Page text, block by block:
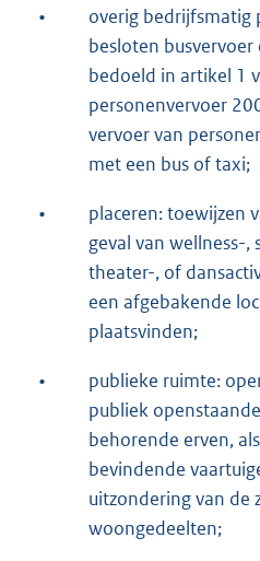
•
overig bedrijfsmatig
besloten
bedoeld in artikel 1
personenvervoer
vervoer van
met een bus of taxi;
•
placeren: toewijzen
geval van wellness-,
theater-, of
een afgebakende
plaatsvinden;
•
publieke ruimte:
publiek
behorende erven,
bevindende
uitzondering van de
woongedeelten;